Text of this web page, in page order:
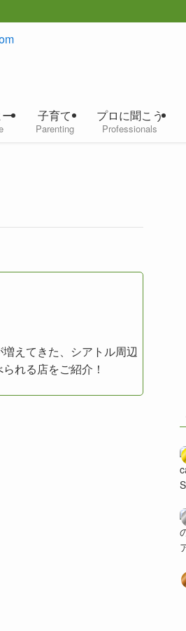
子育て
Parenting
プロに聞こう
Professionals
えてきた、シアトル周辺
れる店をご紹介！